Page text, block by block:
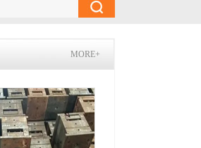
MORE+